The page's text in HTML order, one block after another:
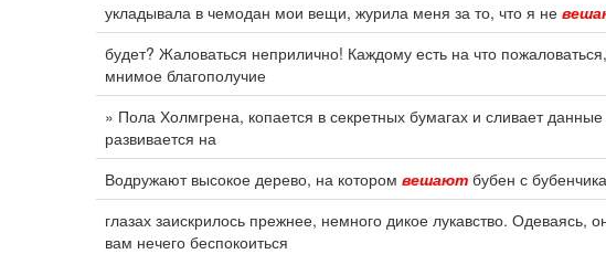
укладывала в чемодан мои вещи, журила меня за то, что я не
будет? Жаловаться неприлично! Каждому есть на что
мнимое благополучие
» Пола Холмгрена, копается в секретных бумагах и сливает
развивается на
Водружают высокое дерево, на котором вешают бубен с
глазах заискрилось прежнее, немного дикое лукавство. Одеваясь,
вам нечего беспокоиться